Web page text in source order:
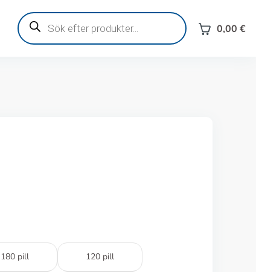
Produktsökning
0,00 €
180 pill 120 pill